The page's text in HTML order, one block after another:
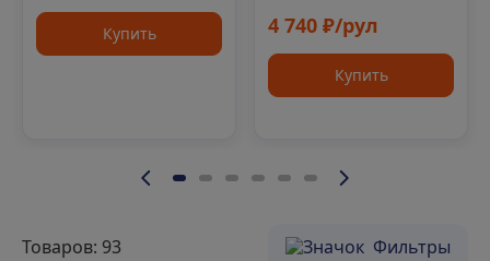
Купить 4 740 ₽/рул
Купить
Товаров: 93 Фильтры